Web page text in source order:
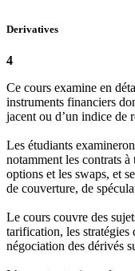
Derivatives
4
Ce cours examine en
instruments financiers
jacent ou d’un indice de
Les étudiants
notamment les contrats à
options et les swaps, et
de couverture, de
Le cours couvre des
tarification, les stratégies
négociation des dérivés